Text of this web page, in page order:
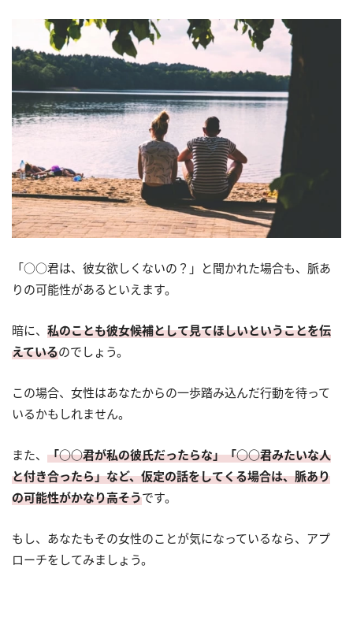
「○○君は、彼女欲しくないの？」と聞かれた場合も、脈あ
りの可能性があるといえます。
暗に、 私のことも彼女候補として見てほしいということを伝
えているのでしょう。
この場合、女性はあなたからの一歩踏み込んだ行動を待って
いるかもしれません。
また、 「○○君が私の彼氏だったらな」「○○君みたいな人
と付き合ったら」など、仮定の話をしてくる場合は、脈あり
の可能性がかなり高そうです。
もし、あなたもその女性のことが気になっているなら、アプ
ローチをしてみましょう。